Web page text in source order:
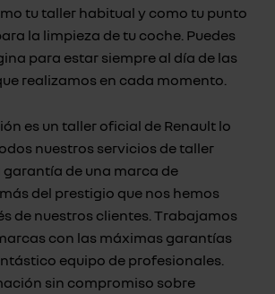
tu taller habitual y como tu punto
la limpieza de tu coche. Puedes
para estar siempre al día de las
realizamos en cada momento.
es un taller oficial de Renault lo
nuestros servicios de taller
de una marca de
del prestigio que nos hemos
de nuestros clientes. Trabajamos
con las máximas garantías
equipo de profesionales.
sin compromiso sobre